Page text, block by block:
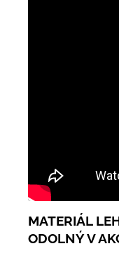
MATERIÁL
ODOLNÝ V